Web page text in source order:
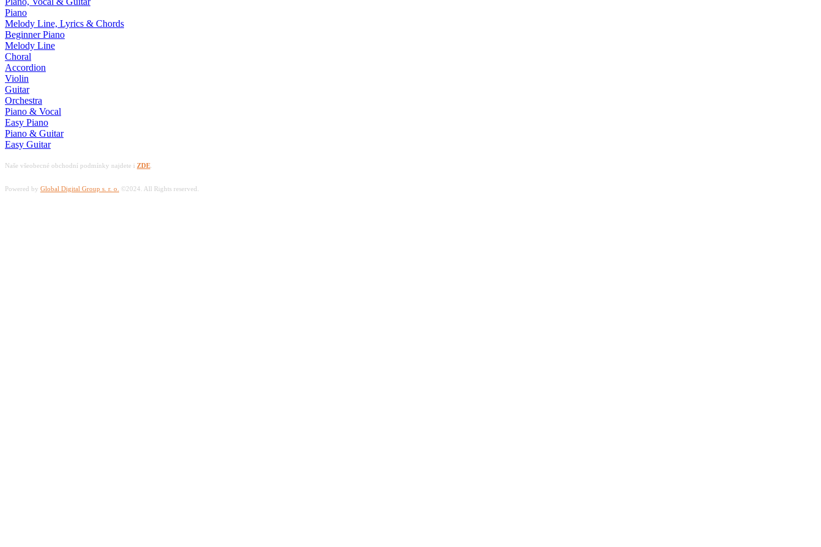
Piano
Melody Line, Lyrics & Chords
Beginner Piano
Melody Line
Choral
Accordion
Violin
Guitar
Orchestra
Piano & Vocal
Easy Piano
Piano & Guitar
Easy Guitar
Naše všeobecné obchodní podmínky najdete i ZDE
Powered by Global Digital Group s. r. o. ©2024. All Rights reserved.